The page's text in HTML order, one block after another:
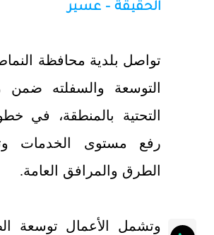
الحقيقة - عسير
تواصل بلدية محافظة
التوسعة والسفلته ضمن
التحتية بالمنطقة، في
رفع مستوى الخدمات
الطرق والمرافق العامة.
وتشمل الأعمال توسعة